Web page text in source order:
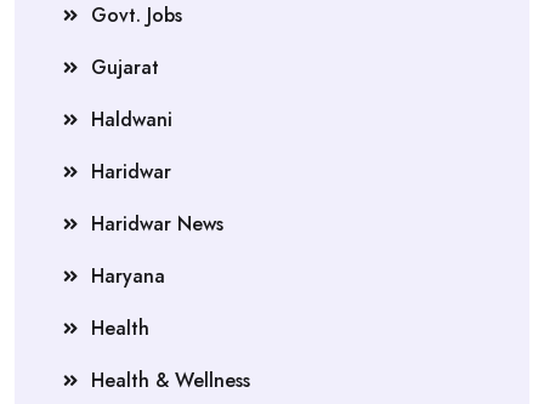
Govt. Jobs
Gujarat
Haldwani
Haridwar
Haridwar News
Haryana
Health
Health & Wellness